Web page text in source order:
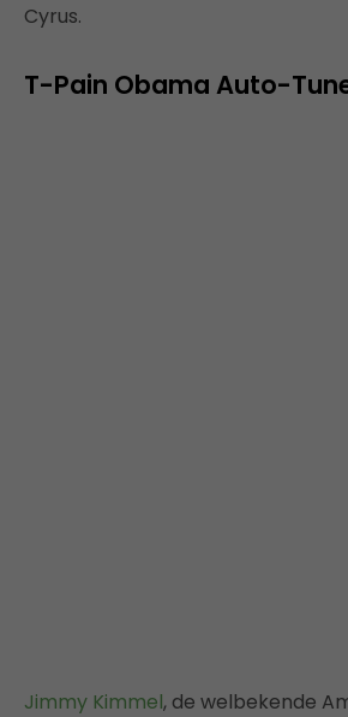
Cyrus.
T-Pain Obama Auto-
Jimmy Kimmel, de welbekende